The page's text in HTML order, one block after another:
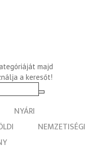
majd
a keresőt!
NYÁRI
NEMZETISÉGI